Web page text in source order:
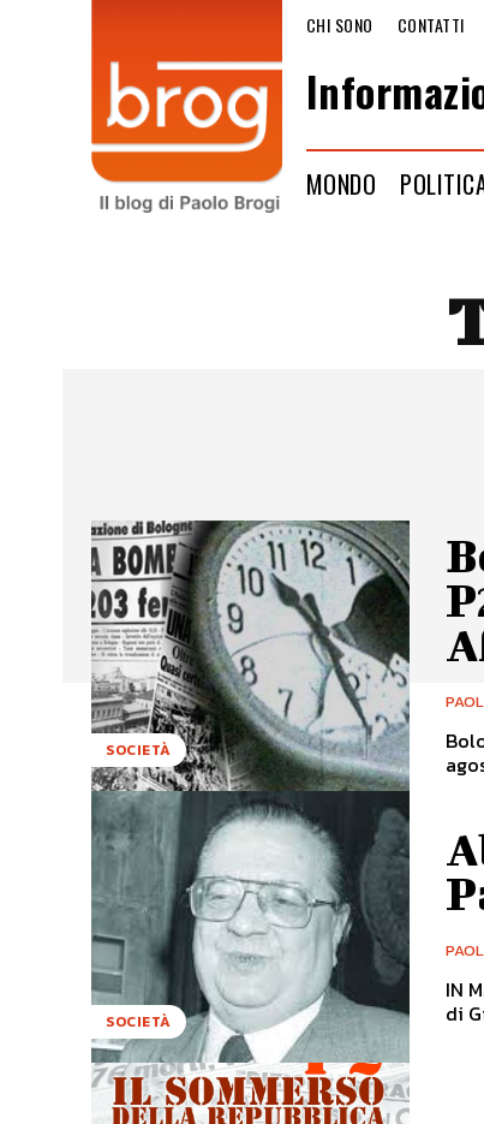
CHI SONO CONTATTI
MONDO
SOCIETÀ
SOCIETÀ
IN
di